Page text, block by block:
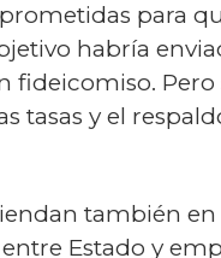
para
habría
fideicomiso.
tasas y el
también
Estado y